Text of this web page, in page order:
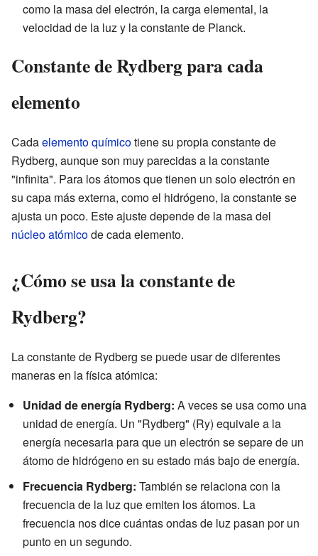
como la masa del electrón, la carga elemental, la
velocidad de la luz y la constante de Planck.
Constante de Rydberg para cada
elemento
Cadaelemento químicotiene su propia constante de
Rydberg, aunque son muy parecidas a la constante
"infinita". Para los átomos que tienen un solo electrón en
su capa más externa, como el hidrógeno, la constante se
ajusta un poco. Este ajuste depende de la masa del
núcleo atómicode cada elemento.
¿Cómo se usa la constante de
Rydberg?
La constante de Rydberg se puede usar de diferentes
maneras en la física atómica:
Unidad de energía Rydberg: A veces se usa como una
unidad de energía. Un "Rydberg" (Ry) equivale a la
energía necesaria para que un electrón se separe de un
átomo de hidrógeno en su estado más bajo de energía.
Frecuencia Rydberg: También se relaciona con la
frecuencia de la luz que emiten los átomos. La
frecuencia nos dice cuántas ondas de luz pasan por un
punto en un segundo.